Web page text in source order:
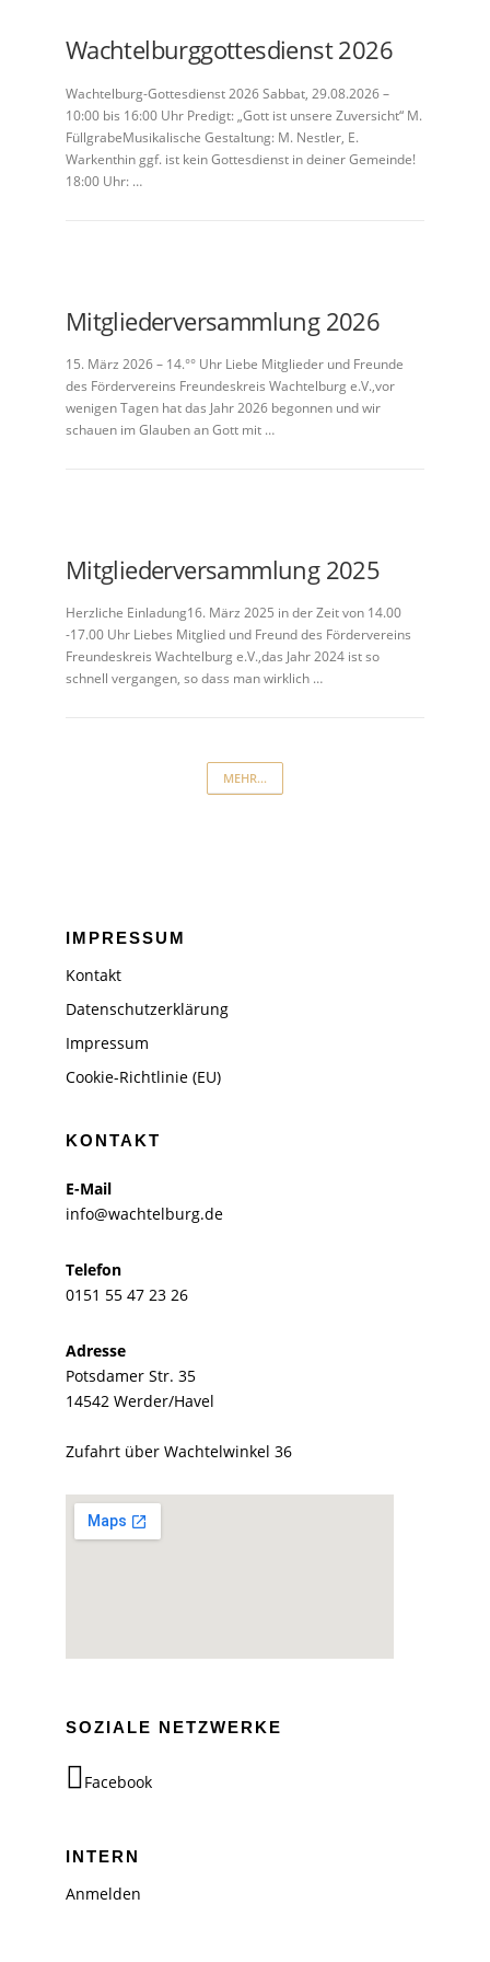
Wachtelburggottesdienst 2026
Wachtelburg-Gottesdienst 2026 Sabbat, 29.08.2026 –
10:00 bis 16:00 Uhr Predigt: „Gott ist unsere Zuversicht“ M.
FüllgrabeMusikalische Gestaltung: M. Nestler, E.
Warkenthin ggf. ist kein Gottesdienst in deiner Gemeinde!
18:00 Uhr: …
Mitgliederversammlung 2026
15. März 2026 – 14.°° Uhr Liebe Mitglieder und Freunde
des Fördervereins Freundeskreis Wachtelburg e.V.,vor
wenigen Tagen hat das Jahr 2026 begonnen und wir
schauen im Glauben an Gott mit …
Mitgliederversammlung 2025
Herzliche Einladung16. März 2025 in der Zeit von 14.00
-17.00 Uhr Liebes Mitglied und Freund des Fördervereins
Freundeskreis Wachtelburg e.V.,das Jahr 2024 ist so
schnell vergangen, so dass man wirklich …
MEHR...
IMPRESSUM
Kontakt
Datenschutzerklärung
Impressum
Cookie-Richtlinie (EU)
KONTAKT
E-Mail
info@wachtelburg.de
Telefon
0151 55 47 23 26
Adresse
Potsdamer Str. 35
14542 Werder/Havel
Zufahrt über Wachtelwinkel 36
SOZIALE NETZWERKE
Facebook
INTERN
Anmelden